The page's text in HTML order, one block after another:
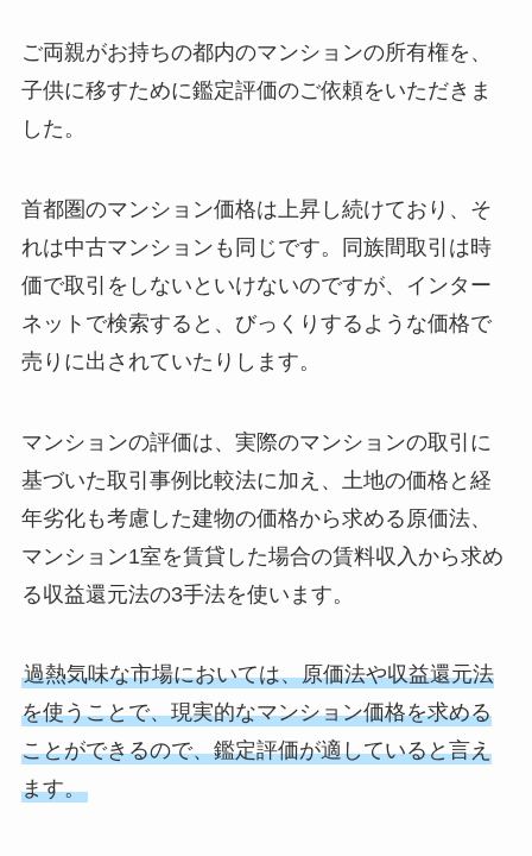
ご両親がお持ちの都内のマンションの所有権を、
子供に移すために鑑定評価のご依頼をいただきま
した。
首都圏のマンション価格は上昇し続けており、そ
れは中古マンションも同じです。同族間取引は時
価で取引をしないといけないのですが、インター
ネットで検索すると、びっくりするような価格で
売りに出されていたりします。
マンションの評価は、実際のマンションの取引に
基づいた取引事例比較法に加え、土地の価格と経
年劣化も考慮した建物の価格から求める原価法、
マンション1室を賃貸した場合の賃料収入から求め
る収益還元法の3手法を使います。
過熱気味な市場においては、原価法や収益還元法
を使うことで、現実的なマンション価格を求める
ことができるので、鑑定評価が適していると言え
ます。